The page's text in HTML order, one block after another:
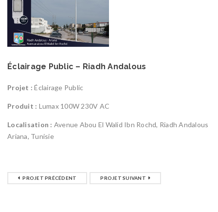
Éclairage Public – Riadh Andalous
Projet :Éclairage Public
Produit : Lumax 100W 230V AC
Localisation : Avenue Abou El Walid Ibn Rochd, Riadh Andalous
Ariana, Tunisie
PROJET PRÉCÉDENT PROJET SUIVANT